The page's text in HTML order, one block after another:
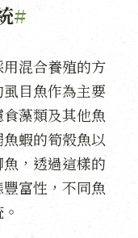
#
混合養殖的方
目魚作為主要
藻類及其他魚
蝦的筍殼魚以
，透過這樣的
富性，不同魚